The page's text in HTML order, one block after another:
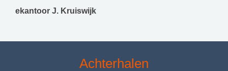
ekantoor J. Kruiswijk
Achterhalen